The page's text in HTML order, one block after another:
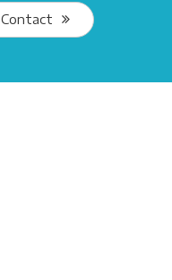
Contact